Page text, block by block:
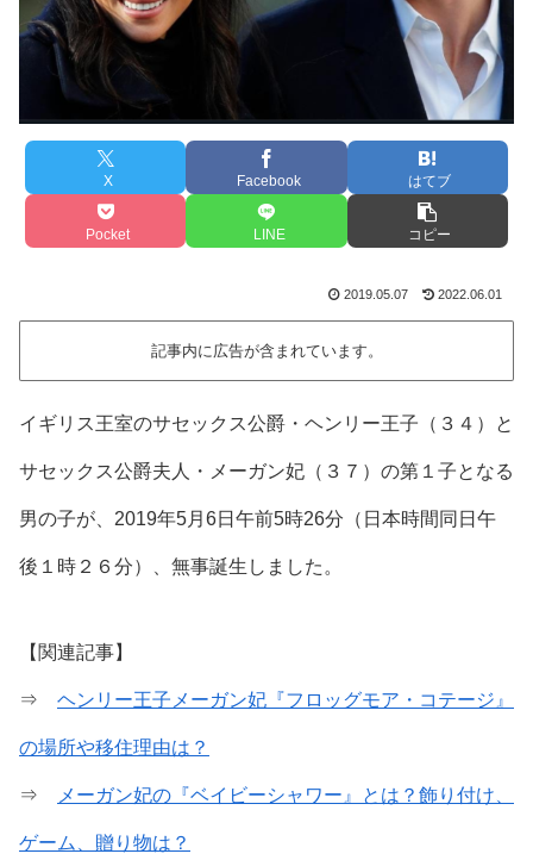
X Facebook はてブ
Pocket LINE コピー
2019.05.07 2022.06.01
記事内に広告が含まれています。
イギリス王室のサセックス公爵・ヘンリー王子（３４） と
サセックス公爵夫人・メーガン妃（３７） の第１子となる
男の子が、 2019年5月6日午前5時26分 （日本時間同日午
後１時２６分）、無事誕生しました。
【関連記事】
⇒ ヘンリー王子メーガン妃『フロッグモア・コテージ』
の場所や移住理由は？
⇒ メーガン妃の『ベイビーシャワー』とは？飾り付け、
ゲーム、贈り物は？